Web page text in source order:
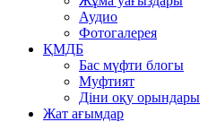
Аудио
Фотогалерея
ҚМДБ
Бас мүфти блогы
Муфтият
Діни оқу орындары
Жат ағымдар